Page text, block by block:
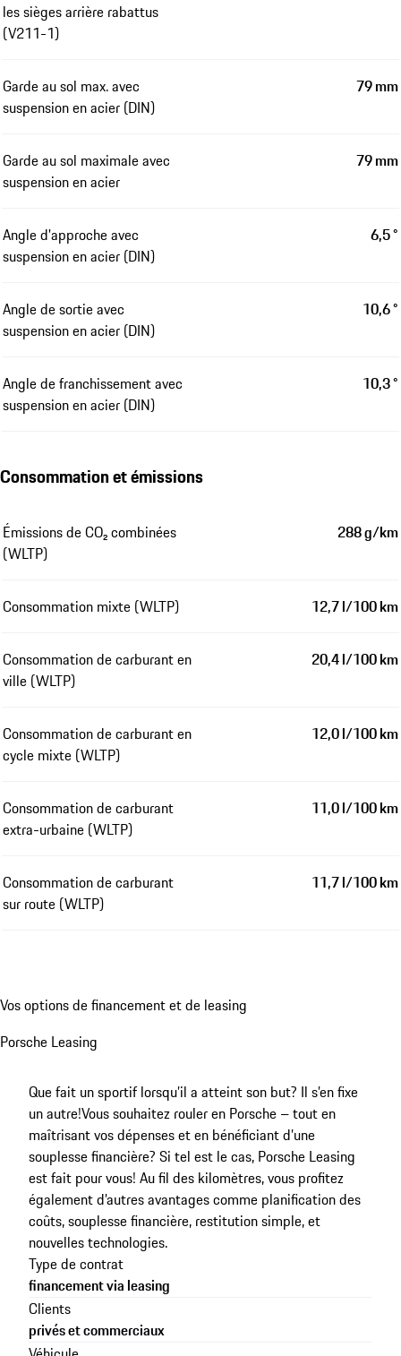
les sièges arrière rabattus
(V211-1)
Garde au sol max. avec
suspension en acier (DIN)
79 mm
Garde au sol maximale avec
suspension en acier
79 mm
Angle d'approche avec
suspension en acier (DIN)
6,5 °
Angle de sortie avec
suspension en acier (DIN)
10,6 °
Angle de franchissement avec
suspension en acier (DIN)
10,3 °
Consommation et émissions
Émissions de CO₂ combinées
(WLTP)
288 g/km
Consommation mixte (WLTP) 12,7 l/100 km
Consommation de carburant en
ville (WLTP)
20,4 l/100 km
Consommation de carburant en
cycle mixte (WLTP)
12,0 l/100 km
Consommation de carburant
extra-urbaine (WLTP)
11,0 l/100 km
Consommation de carburant
sur route (WLTP)
11,7 l/100 km
Vos options de financement et de leasing
Porsche Leasing
Que fait un sportif lorsqu’il a atteint son but? Il s’en fixe
un autre!Vous souhaitez rouler en Porsche – tout en
maîtrisant vos dépenses et en bénéficiant d’une
souplesse financière? Si tel est le cas, Porsche Leasing
est fait pour vous! Au fil des kilomètres, vous profitez
également d’autres avantages comme planification des
coûts, souplesse financière, restitution simple, et
nouvelles technologies.
Type de contrat
financement via leasing
Clients
privés et commerciaux